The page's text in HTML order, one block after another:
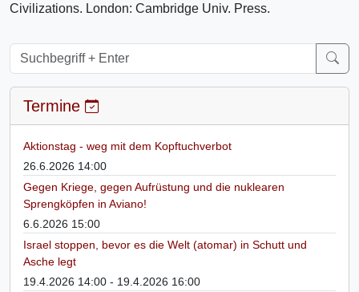
Civilizations. London: Cambridge Univ. Press.
Termine
Aktionstag - weg mit dem Kopftuchverbot
26.6.2026 14:00
Gegen Kriege, gegen Aufrüstung und die nuklearen
Sprengköpfen in Aviano!
6.6.2026 15:00
Israel stoppen, bevor es die Welt (atomar) in Schutt und
Asche legt
19.4.2026 14:00 - 19.4.2026 16:00